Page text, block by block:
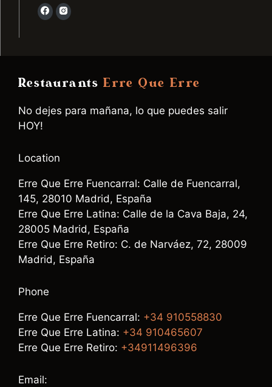
RestaurantsErre Que Erre
No dejes para mañana, lo que puedes salir
HOY!
Location
Erre Que Erre Fuencarral: Calle de Fuencarral,
145, 28010 Madrid, España
Erre Que Erre Latina: Calle de la Cava Baja, 24,
28005 Madrid, España
Erre Que Erre Retiro: C. de Narváez, 72, 28009
Madrid, España
Phone
Erre Que Erre Fuencarral: +34 910558830
Erre Que Erre Latina: +34 910465607
Erre Que Erre Retiro: +34911496396
Email: